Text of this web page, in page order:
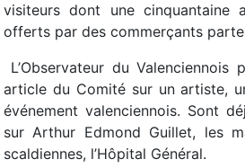
visiteurs dont une cinquantaine
offerts par des commerçants
 L’Observateur du
article du Comité sur un artiste,
événement valenciennois. Sont
sur Arthur Edmond Guillet, les
scaldiennes, l’Hôpital Général.